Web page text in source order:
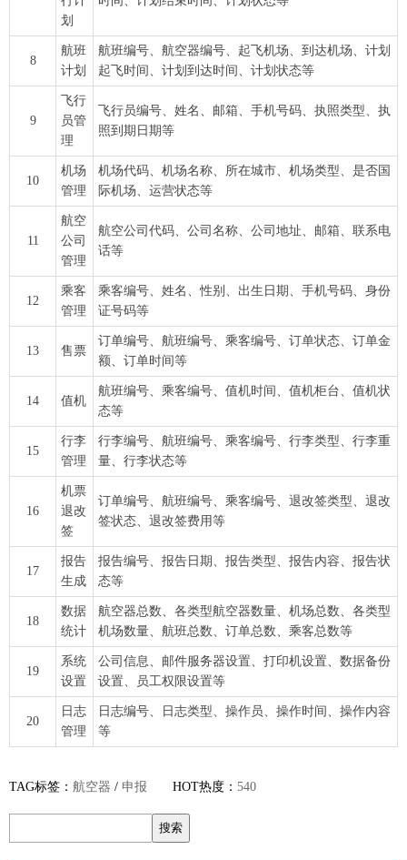
划
8
航班
计划
航班编号、航空器编号、起飞机场、到达机场、计划
起飞时间、计划到达时间、计划状态等
9
飞行
员管
理
飞行员编号、姓名、邮箱、手机号码、执照类型、执
照到期日期等
10
机场
管理
机场代码、机场名称、所在城市、机场类型、是否国
际机场、运营状态等
11
航空
公司
管理
航空公司代码、公司名称、公司地址、邮箱、联系电
话等
12
乘客
管理
乘客编号、姓名、性别、出生日期、手机号码、身份
证号码等
13 售票
订单编号、航班编号、乘客编号、订单状态、订单金
额、订单时间等
14 值机
航班编号、乘客编号、值机时间、值机柜台、值机状
态等
15
行李
管理
行李编号、航班编号、乘客编号、行李类型、行李重
量、行李状态等
16
机票
退改
签
订单编号、航班编号、乘客编号、退改签类型、退改
签状态、退改签费用等
17
报告
生成
报告编号、报告日期、报告类型、报告内容、报告状
态等
18
数据
统计
航空器总数、各类型航空器数量、机场总数、各类型
机场数量、航班总数、订单总数、乘客总数等
19
系统
设置
公司信息、邮件服务器设置、打印机设置、数据备份
设置、员工权限设置等
20
日志
管理
日志编号、日志类型、操作员、操作时间、操作内容
等
TAG标签： 航空器 / 申报 HOT热度： 540